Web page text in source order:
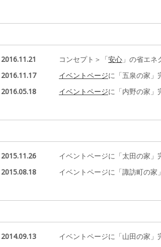
2016.11.21 コンセプト＞「安心 」の省エ
2016.11.17
イベントページに「五泉の家」
2016.05.18
イベントページに「内野の家」
2015.11.26
イベントページに「太田の家」
2015.08.18
イベントページに「諏訪町の家
2014.09.13
イベントページに「山田の家」